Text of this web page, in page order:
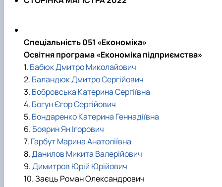
Спеціальність 051 «Економіка»
Освітня програма «Економіка підприємства»
1. Бабюк Дмитро Миколайович
2. Баландюк Дмитро Сергійович
3. Бобровська Катерина Сергіївна
4. Богун Єгор Сергійович
5. Бондаренко Катерина Геннадіївна
6. Боярин Ян Ігорович
7. Гарбут Марина Анатоліївна
8.Данилов Микита Валерійович
9.Димитров Юрій Юрійович
10. Заєць Роман Олександрович